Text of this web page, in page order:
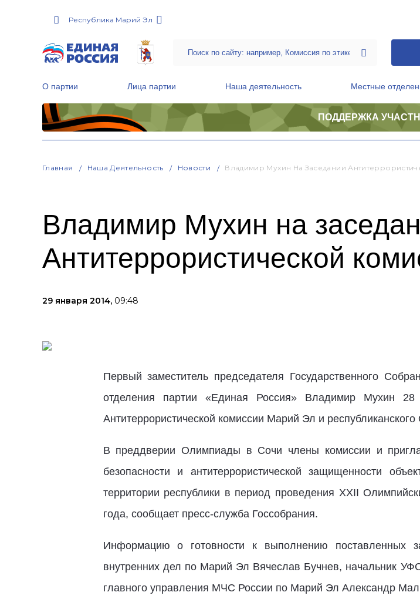
Республика Марий Эл
О партии Лица партии Наша деятельность Местные
ПОДДЕРЖКА
Главная Наша Деятельность Новости Владимир Мухин На Заседании
Владимир Мухин на
Антитеррористической
29 января 2014, 09:48
Первый заместитель председателя Государственного
отделения партии «Единая Россия» Владимир Мухин
Антитеррористической комиссии Марий Эл и
В преддверии Олимпиады в Сочи члены комиссии и
безопасности и антитеррористической защищенности
территории республики в период проведения XXII
года, сообщает пресс-служба Госсобрания.
Информацию о готовности к выполнению поставленных
внутренних дел по Марий Эл Вячеслав Бучнев, начальник
главного управления МЧС России по Марий Эл Александр